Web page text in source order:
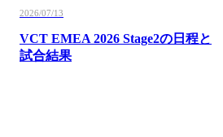
2026/07/13
VCT EMEA 2026 Stage2の日程と
試合結果